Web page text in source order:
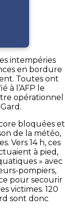
intempéries
en bordure
Toutes ont
à l’AFP le
opérationnel
bloquées et
de la météo,
Vers 14 h, ces
à pied,
» avec
pompiers,
pour secourir
victimes. 120
sont donc